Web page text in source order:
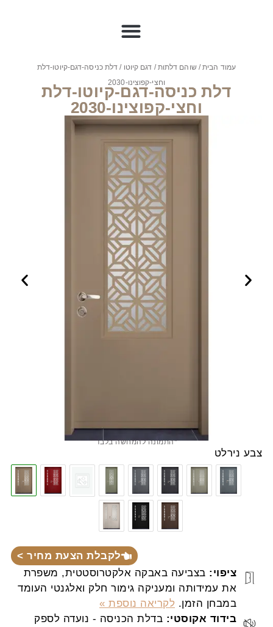
ציפוי: בצביעה באבקה אלקטרוסטטית, משפרת
את עמידותה ומעניקה גימור חלק ואלגנטי העומד
במבחן הזמן. לקריאה נוספת »
בידוד אקוסטי: בדלת הכניסה - נועדה לספק
עמוד הבית/שוהם דלתות/ דגם קיוטו / דלת כניסה-דגם-קיוטו-דלת
וחצי-קפוצינו-2030
דלת כניסה-דגם-קיוטו-דלת
וחצי-קפוצינו-2030
*התמונה להמחשה בלבד
צבע נירלט
לקבלת הצעת מחיר >